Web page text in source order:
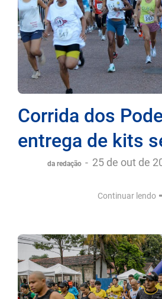
Corrida dos
entrega de kits
da redação - 25 de out de
Continuar lendo